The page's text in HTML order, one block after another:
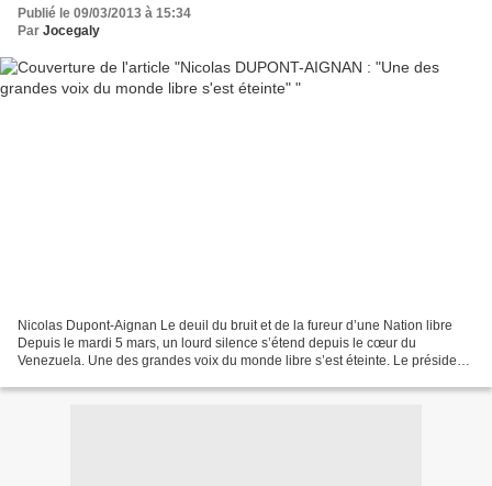
Publié le 09/03/2013 à 15:34
Par Jocegaly
Nicolas Dupont-Aignan Le deuil du bruit et de la fureur d’une Nation libre
Depuis le mardi 5 mars, un lourd silence s’étend depuis le cœur du
Venezuela. Une des grandes voix du monde libre s’est éteinte. Le président